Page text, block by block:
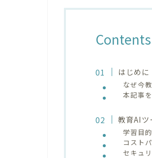
Contents
はじめ
なぜ今
本記事
教育AIツ
学習目
コスト
セキュ